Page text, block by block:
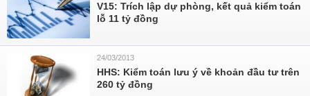
V15: Trích lập dự phòng, kết quả kiểm toán
lỗ 11 tỷ đồng
24/03/2013
HHS: Kiểm toán lưu ý về khoản đầu tư trên
260 tỷ đồng